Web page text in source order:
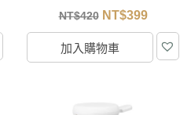
NT$420 NT$399
加入購物車